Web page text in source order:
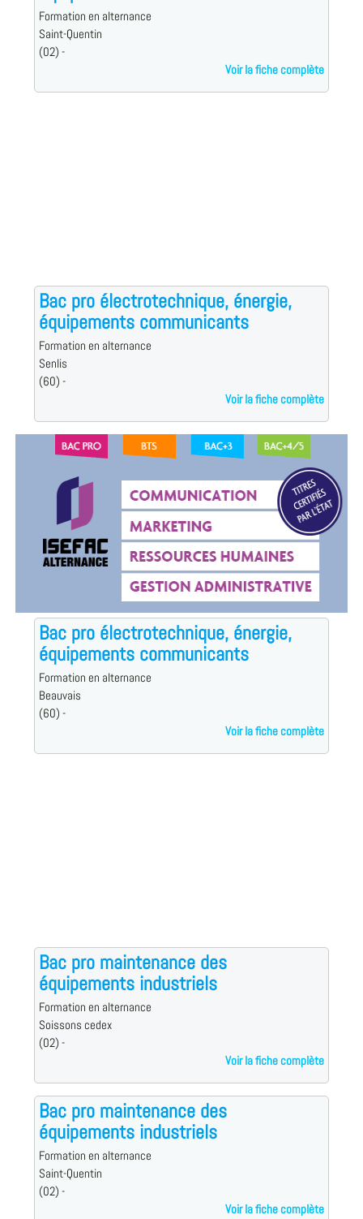
Formation en alternance
Saint-Quentin
(02) -
Voir la fiche complète
Bac pro électrotechnique, énergie,
équipements communicants
Formation en alternance
Senlis
(60) -
Voir la fiche complète
Bac pro électrotechnique, énergie,
équipements communicants
Formation en alternance
Beauvais
(60) -
Voir la fiche complète
Bac pro maintenance des
équipements industriels
Formation en alternance
Soissons cedex
(02) -
Voir la fiche complète
Bac pro maintenance des
équipements industriels
Formation en alternance
Saint-Quentin
(02) -
Voir la fiche complète